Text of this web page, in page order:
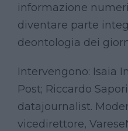
informazione
diventare parte
deontologia dei
Intervengono: Isaia
Post; Riccardo
datajournalist.
vicedirettore,